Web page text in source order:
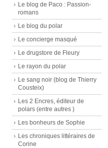
Le blog de Paco : Passion-
romans
Le blog du polar
Le concierge masqué
Le drugstore de Fleury
Le rayon du polar
Le sang noir (blog de Thierry
Cousteix)
Les 2 Encres, éditeur de
polars (entre autres )
Les bonheurs de Sophie
Les chroniques littéraires de
Corine